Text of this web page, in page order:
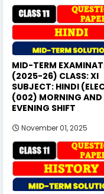
MID-TERM
(2025-26) CLASS: XI
SUBJECT: HINDI
(002) MORNING AND
EVENING SHIFT
November 01, 2025